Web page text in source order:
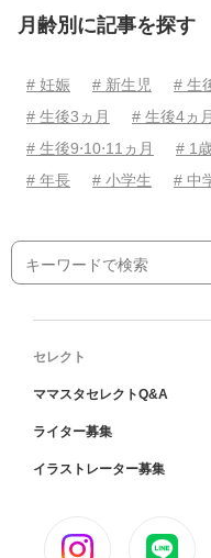
月齢別に記事を探す
# 妊娠 # 新生児 # 生
# 生後3ヵ月
# 生後4ヵ月
# 生後9⋅10⋅11ヵ月
# 1歳
# 年長
# 小学生 # 中
セレクト
ママスタセレクトQ&A
ライター募集
イラストレーター募集